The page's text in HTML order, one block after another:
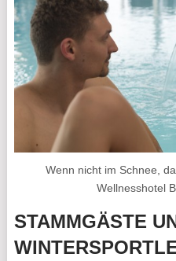
Wenn nicht im Schnee,
Wellnesshotel
STAMMGÄSTE